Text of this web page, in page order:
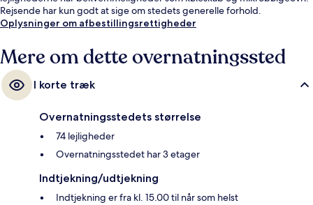
Rejsende har kun godt at sige om stedets generelle forhold.
Oplysninger om afbestillingsrettigheder
Mere om dette overnatningssted
I korte træk
Overnatningsstedets størrelse
74 lejligheder
Overnatningsstedet har 3 etager
Indtjekning/udtjekning
Indtjekning er fra kl. 15.00 til når som helst